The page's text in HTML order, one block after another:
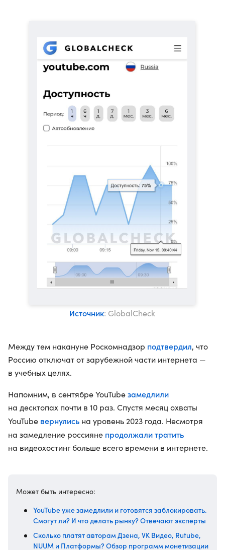
Источник: GlobalCheck
Между тем накануне Роскомнадзор подтвердил, что
Россию отключат от зарубежной части интернета —
в учебных целях.
Напомним, в сентябре YouTubeзамедлили
на десктопах почти в 10 раз. Спустя месяц охваты
YouTube вернулись на уровень 2023 года. Несмотря
на замедление россияне продолжали тратить
на видеохостинг больше всего времени в интернете.
Может быть интересно:
YouTube уже замедлили и готовятся заблокировать.
Смогут ли? И что делать рынку? Отвечают эксперты
Сколько платят авторам Дзена, VK Видео, ​​Rutube,
NUUM и Платформы? Обзор программ монетизации